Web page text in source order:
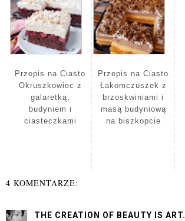
Przepis na Ciasto
Okruszkowiec z
galaretką,
budyniem i
ciasteczkami
Przepis na Ciasto
Łakomczuszek z
brzoskwiniami i
masą budyniową
na biszkopcie
4 KOMENTARZE:
THE CREATION OF BEAUTY IS ART.